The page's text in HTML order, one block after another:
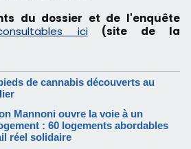
du dossier et de l'enquête
ici(site de la
de cannabis découverts au
Mannoni ouvre la voie à un
: 60 logements abordables
réel solidaire